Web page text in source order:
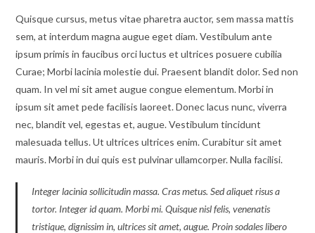
Quisque cursus, metus vitae pharetra auctor, sem massa mattis
sem, at interdum magna augue eget diam. Vestibulum ante
ipsum primis in faucibus orci luctus et ultrices posuere cubilia
Curae; Morbi lacinia molestie dui. Praesent blandit dolor. Sed non
quam. In vel mi sit amet augue congue elementum. Morbi in
ipsum sit amet pede facilisis laoreet. Donec lacus nunc, viverra
nec, blandit vel, egestas et, augue. Vestibulum tincidunt
malesuada tellus. Ut ultrices ultrices enim. Curabitur sit amet
mauris. Morbi in dui quis est pulvinar ullamcorper. Nulla facilisi.
Integer lacinia sollicitudin massa. Cras metus. Sed aliquet risus a
tortor. Integer id quam. Morbi mi. Quisque nisl felis, venenatis
tristique, dignissim in, ultrices sit amet, augue. Proin sodales libero